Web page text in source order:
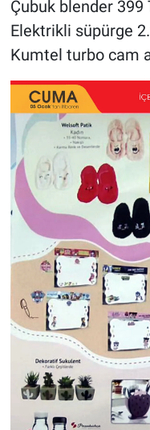
Çubuk blender 399
Elektrikli süpürge
Kumtel turbo cam